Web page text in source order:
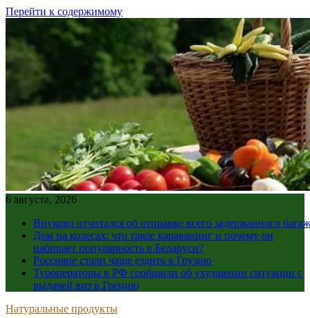
Перейти к содержимому
6 августа, 2026
Внуково отчитался об отправке всего задержанного
Дом на колесах: что такое караванинг и почему он
набирает популярность в Беларуси?
Россияне стали чаще ездить в Грузию
Туроператоры в РФ сообщили об ухудшении ситуации с
выдачей виз в Грецию
Натуральные продукты